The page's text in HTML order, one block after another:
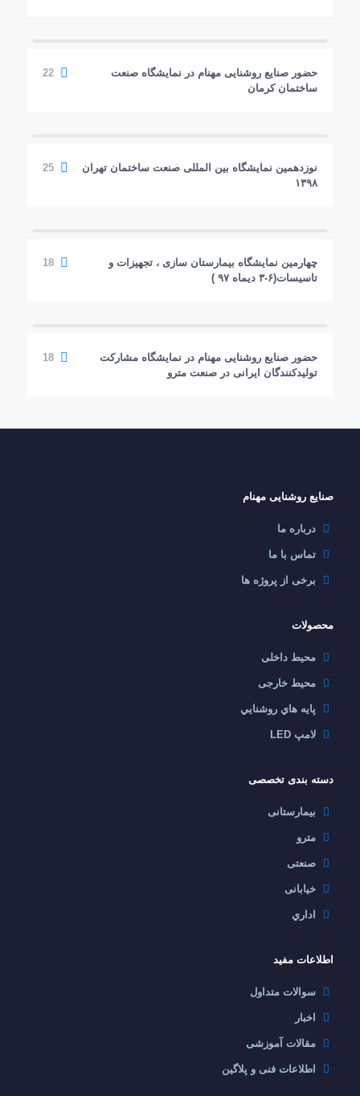
حضور صنایع روشنایی مهنام در نمایشگاه صنعت
ساختمان کرمان
22
نوزدهمین نمایشگاه بین المللی صنعت ساختمان تهران
۱۳۹۸
25
چهارمین نمایشگاه بیمارستان سازی ، تجهیزات و
تاسیسات(۶-۳ دیماه ۹۷ )
18
حضور صنایع روشنایی مهنام در نمایشگاه مشارکت
تولیدکنندگان ایرانی در صنعت مترو
18
صنایع روشنایی مهنام
درباره ما
تماس با ما
برخی از پروژه ها
محصولات
محیط داخلی
محیط خارجی
پايه هاي روشنايي
لامپ LED
دسته بندی تخصصی
بیمارستانی
مترو
صنعتی
خیابانی
اداري
اطلاعات مفید
سوالات متداول
اخبار
مقالات آموزشی
اطلاعات فنی و پلاگین